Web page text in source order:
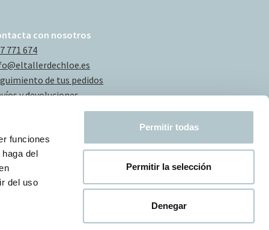
funciones
del
del uso
Permitir todas
Permitir la selección
Denegar
con nosotros
771 674
de tus pedidos
y devoluciones